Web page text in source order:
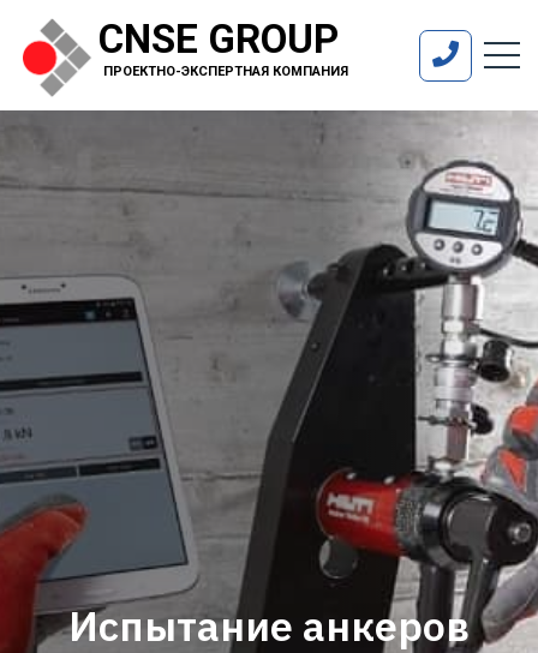
CNSE GROUP
ПРОЕКТНО-ЭКСПЕРТНАЯ КОМПАНИЯ
Испытание анкеров